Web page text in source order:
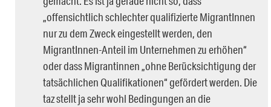
„offensichtlich schlechter qualifizierte MigrantInnen
nur zu dem Zweck eingestellt werden, den
MigrantInnen-Anteil im Unternehmen zu erhöhen“
oder dass Migrantinnen „ohne Berücksichtigung der
tatsächlichen Qualifikationen“ gefördert werden. Die
taz stellt ja sehr wohl Bedingungen an die